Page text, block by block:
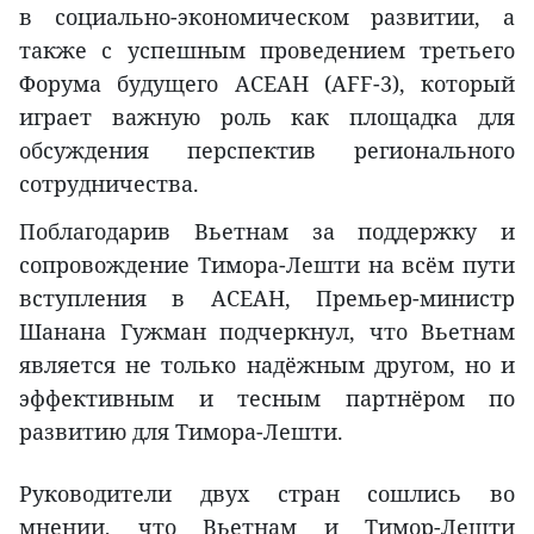
в социально-экономическом развитии, а
также с успешным проведением третьего
Форума будущего АСЕАН (AFF-3), который
играет важную роль как площадка для
обсуждения перспектив регионального
сотрудничества.
Поблагодарив Вьетнам за поддержку и
сопровождение Тимора-Лешти на всём пути
вступления в АСЕАН, Премьер-министр
Шанана Гужман подчеркнул, что Вьетнам
является не только надёжным другом, но и
эффективным и тесным партнёром по
развитию для Тимора-Лешти.
Руководители двух стран сошлись во
мнении, что Вьетнам и Тимор-Лешти